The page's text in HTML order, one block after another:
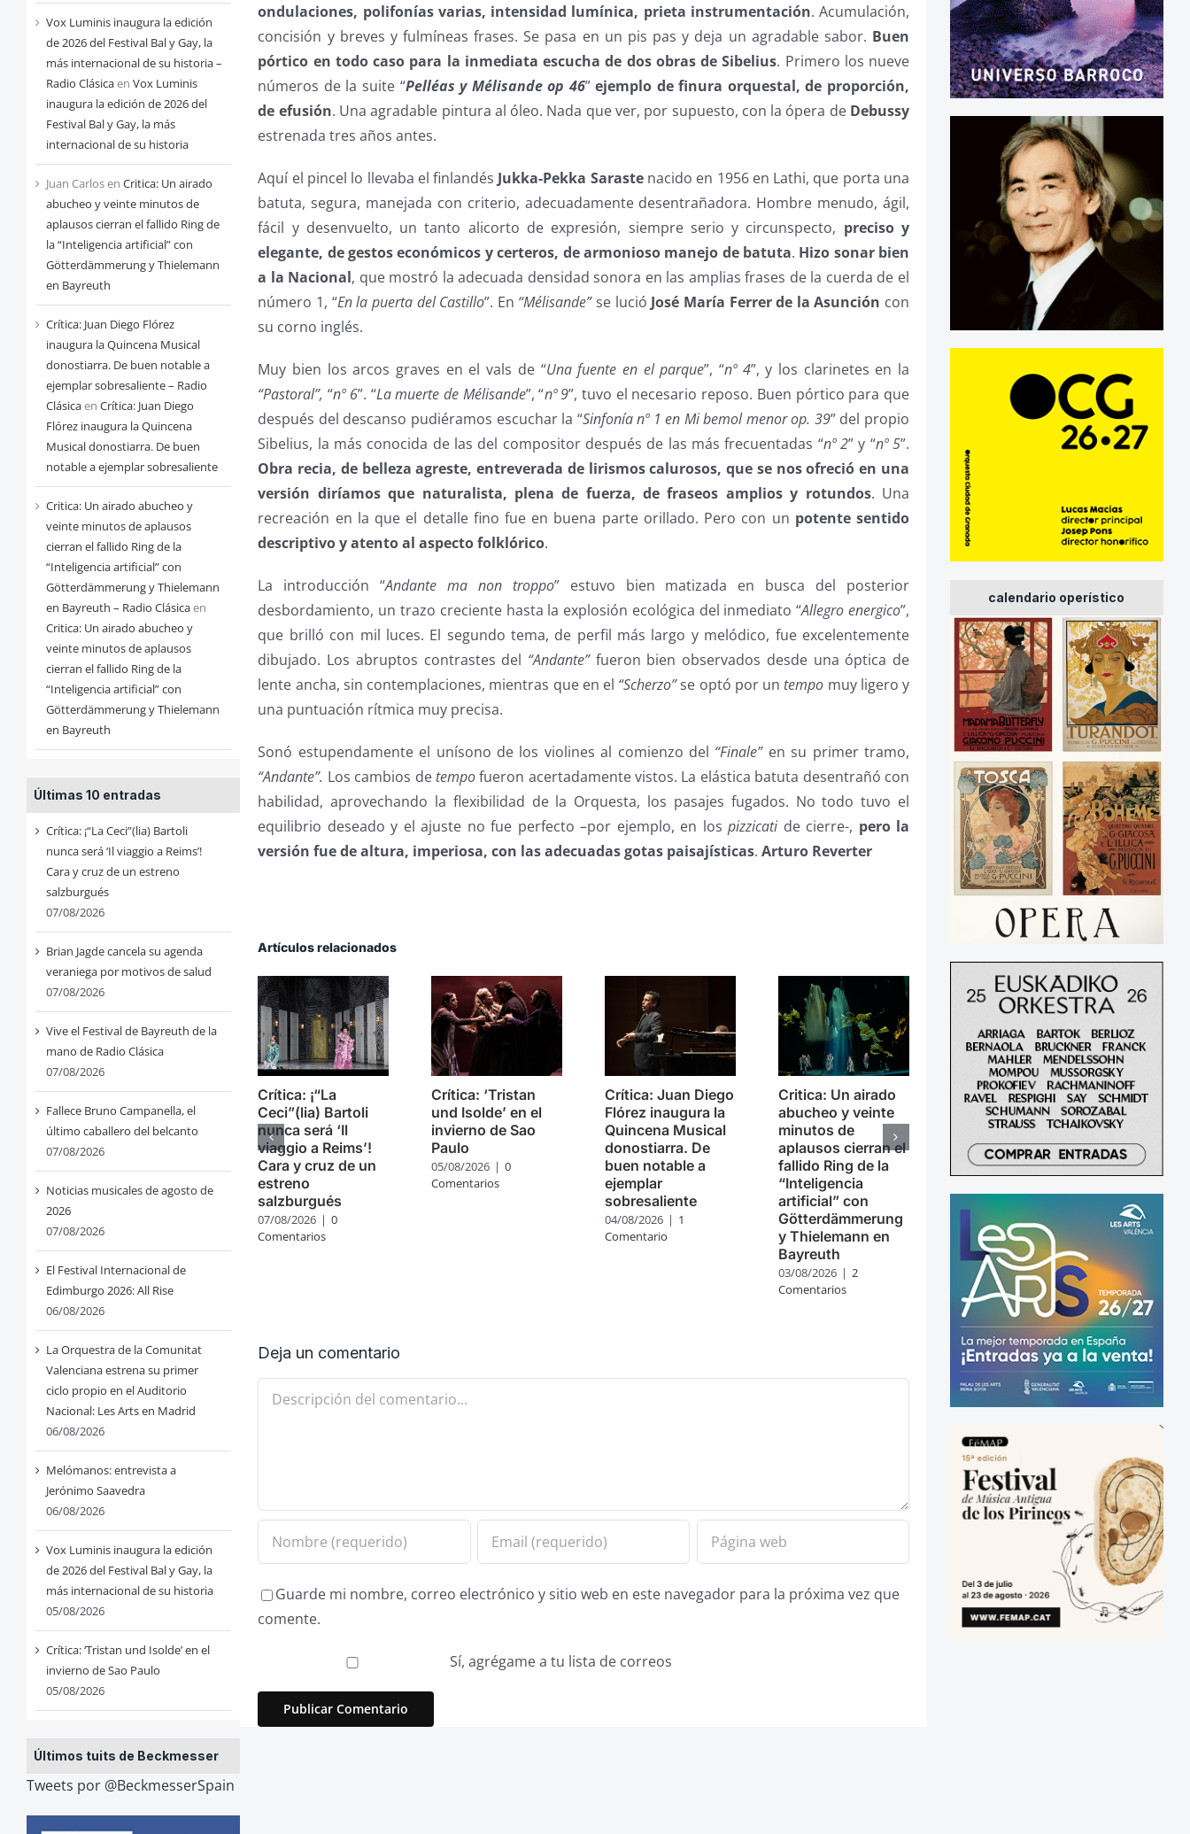
Vox Luminis inaugura la edición
de 2026 del Festival Bal y Gay, la
más internacional de su historia –
Radio Clásicaen Vox Luminis
inaugura la edición de 2026 del
Festival Bal y Gay, la más
internacional de su historia
Juan Carlosen Critica: Un airado
abucheo y veinte minutos de
aplausos cierran el fallido Ring de
la “Inteligencia artificial” con
Götterdämmerung y Thielemann
en Bayreuth
Crítica: Juan Diego Flórez
inaugura la Quincena Musical
donostiarra. De buen notable a
ejemplar sobresaliente – Radio
Clásicaen Crítica: Juan Diego
Flórez inaugura la Quincena
Musical donostiarra. De buen
notable a ejemplar sobresaliente
Critica: Un airado abucheo y
veinte minutos de aplausos
cierran el fallido Ring de la
“Inteligencia artificial” con
Götterdämmerung y Thielemann
en Bayreuth – Radio Clásicaen
Critica: Un airado abucheo y
veinte minutos de aplausos
cierran el fallido Ring de la
“Inteligencia artificial” con
Götterdämmerung y Thielemann
en Bayreuth
Últimas 10 entradas
Crítica: ¡“La Ceci”(lia) Bartoli
nunca será ‘Il viaggio a Reims’!
Cara y cruz de un estreno
salzburgués
07/08/2026
Brian Jagde cancela su agenda
veraniega por motivos de salud
07/08/2026
Vive el Festival de Bayreuth de la
mano de Radio Clásica
07/08/2026
Fallece Bruno Campanella, el
último caballero del belcanto
07/08/2026
Noticias musicales de agosto de
2026
07/08/2026
El Festival Internacional de
Edimburgo 2026: All Rise
06/08/2026
La Orquestra de la Comunitat
Valenciana estrena su primer
ciclo propio en el Auditorio
Nacional: Les Arts en Madrid
06/08/2026
Melómanos: entrevista a
Jerónimo Saavedra
06/08/2026
Vox Luminis inaugura la edición
de 2026 del Festival Bal y Gay, la
más internacional de su historia
05/08/2026
Crítica: ‘Tristan und Isolde’ en el
invierno de Sao Paulo
05/08/2026
Últimos tuits de Beckmesser
Tweets por @BeckmesserSpain
ondulaciones, polifonías varias, intensidad lumínica, prieta instrumentación. Acumulación,
concisión y breves y fulmíneas frases. Se pasa en un pis pas y deja un agradable sabor. Buen
pórtico en todo caso para la inmediata escucha de dos obras de Sibelius. Primero los nueve
números de la suite “Pelléas y Mélisande op 46”ejemplo de finura orquestal, de proporción,
de efusión. Una agradable pintura al óleo. Nada que ver, por supuesto, con la ópera de Debussy
estrenada tres años antes.
Aquí el pincel lo llevaba el finlandés Jukka-Pekka Sarastenacido en 1956 en Lathi, que porta una
batuta, segura, manejada con criterio, adecuadamente desentrañadora. Hombre menudo, ágil,
fácil y desenvuelto, un tanto alicorto de expresión, siempre serio y circunspecto, preciso y
elegante, de gestos económicos y certeros, de armonioso manejo de batuta. Hizo sonar bien
a la Nacional, que mostró la adecuada densidad sonora en las amplias frases de la cuerda de el
número 1, “En la puerta del Castillo”. En “Mélisande”se lució José María Ferrer de la Asunción con
su corno inglés.
Muy bien los arcos graves en el vals de “Una fuente en el parque”, “nº 4”, y los clarinetes en la
“Pastoral”, “nº 6”. “La muerte de Mélisande”, “nº 9”, tuvo el necesario reposo. Buen pórtico para que
después del descanso pudiéramos escuchar la “Sinfonía nº 1 en Mi bemol menor op. 39” del propio
Sibelius, la más conocida de las del compositor después de las más frecuentadas “nº 2” y “nº 5”.
Obra recia, de belleza agreste, entreverada de lirismos calurosos, que se nos ofreció en una
versión diríamos que naturalista, plena de fuerza, de fraseos amplios y rotundos. Una
recreación en la que el detalle fino fue en buena parte orillado. Pero con un potente sentido
descriptivo y atento al aspecto folklórico.
La introducción “Andante ma non troppo” estuvo bien matizada en busca del posterior
desbordamiento, un trazo creciente hasta la explosión ecológica del inmediato “Allegro energico”,
que brilló con mil luces. El segundo tema, de perfil más largo y melódico, fue excelentemente
dibujado. Los abruptos contrastes del “Andante”fueron bien observados desde una óptica de
lente ancha, sin contemplaciones, mientras que en el “Scherzo”se optó por un tempo muy ligero y
una puntuación rítmica muy precisa.
Sonó estupendamente el unísono de los violines al comienzo del “Finale”en su primer tramo,
“Andante”. Los cambios de tempofueron acertadamente vistos. La elástica batuta desentrañó con
habilidad, aprovechando la flexibilidad de la Orquesta, los pasajes fugados. No todo tuvo el
equilibrio deseado y el ajuste no fue perfecto –por ejemplo, en lospizzicati de cierre-, pero la
versión fue de altura, imperiosa, con las adecuadas gotas paisajísticas.Arturo Reverter
Artículos relacionados
Crítica: ¡“La
Ceci”(lia) Bartoli
nunca será ‘Il
viaggio a Reims’!
Cara y cruz de un
estreno
salzburgués
07/08/2026 | 0
Comentarios
Crítica: ‘Tristan
und Isolde’ en el
invierno de Sao
Paulo
05/08/2026 | 0
Comentarios
Crítica: Juan Diego
Flórez inaugura la
Quincena Musical
donostiarra. De
buen notable a
ejemplar
sobresaliente
04/08/2026 | 1
Comentario
Critica: Un airado
abucheo y veinte
minutos de
aplausos cierran el
fallido Ring de la
“Inteligencia
artificial” con
Götterdämmerung
y Thielemann en
Bayreuth
03/08/2026 | 2
Comentarios
Deja un comentario
Comentario
Guarde mi nombre, correo electrónico y sitio web en este navegador para la próxima vez que
comente.
Sí, agrégame a tu lista de correos
calendario operístico